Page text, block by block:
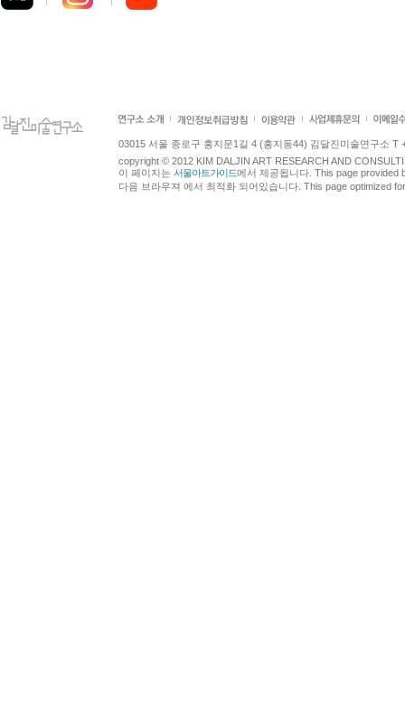
03015 서울 종로구 홍지문1길 4 (홍지동44) 김달진미술연구소 T
copyright © 2012 KIM DALJIN ART RESEARCH AND
이 페이지는 서울아트가이드에서 제공됩니다. This page provided
다음 브라우져 에서 최적화 되어있습니다. This page optimized